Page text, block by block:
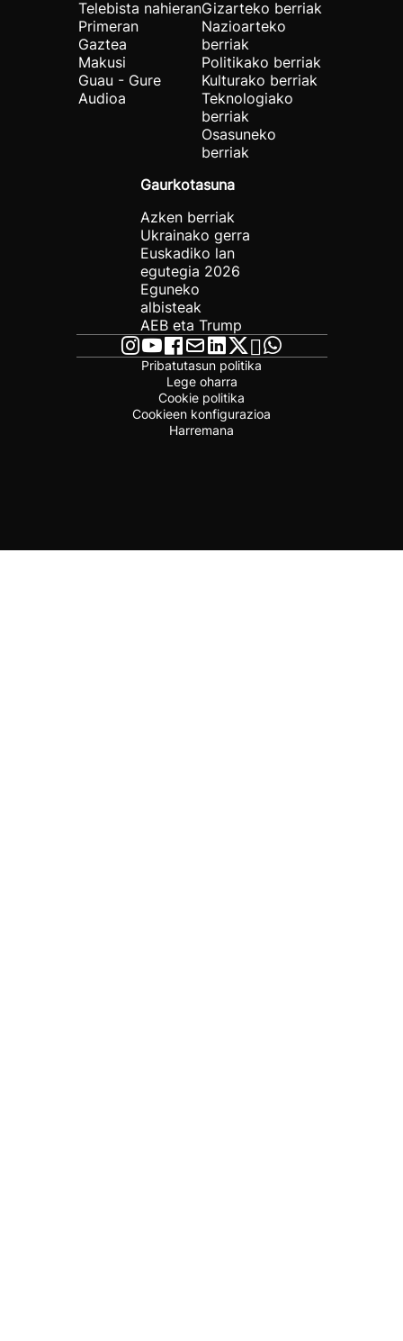
Telebista nahieran
Primeran
Gaztea
Makusi
Guau - Gure
Audioa
Gizarteko berriak
Nazioarteko
berriak
Politikako berriak
Kulturako berriak
Teknologiako
berriak
Osasuneko
berriak
Gaurkotasuna
Azken berriak
Ukrainako gerra
Euskadiko lan
egutegia 2026
Eguneko
albisteak
AEB eta Trump
Pribatutasun politika
Lege oharra
Cookie politika
Cookieen konfigurazioa
Harremana